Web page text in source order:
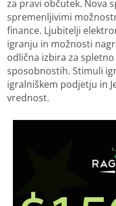
za pravi občutek. Nova
spremenljivimi
finance. Ljubitelji
igranju in možnosti
odlična izbira za
sposobnostih. Stimuli
igralniškem podjetju in
vrednost.